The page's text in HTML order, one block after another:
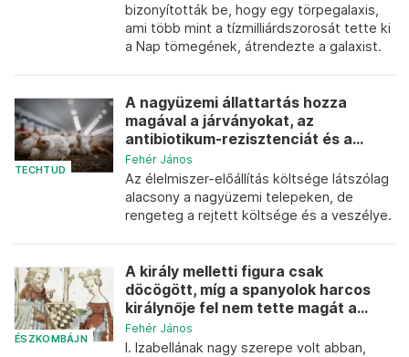
bizonyították be, hogy egy törpegalaxis,
ami több mint a tízmilliárdszorosát tette ki
a Nap tömegének, átrendezte a galaxist.
TECHTUD
A nagyüzemi állattartás hozza
magával a járványokat, az
antibiotikum-rezisztenciát és a...
Fehér János
Az élelmiszer-előállítás költsége látszólag
alacsony a nagyüzemi telepeken, de
rengeteg a rejtett költsége és a veszélye.
ÉSZKOMBÁJN
A király melletti figura csak
döcögött, míg a spanyolok harcos
királynője fel nem tette magát a...
Fehér János
I. Izabellának nagy szerepe volt abban,